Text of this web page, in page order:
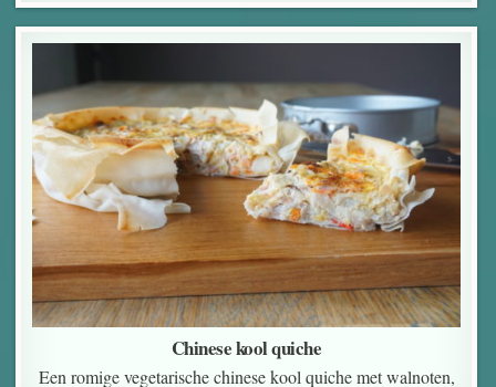
Chinese kool quiche
Een romige vegetarische chinese kool quiche met walnoten,